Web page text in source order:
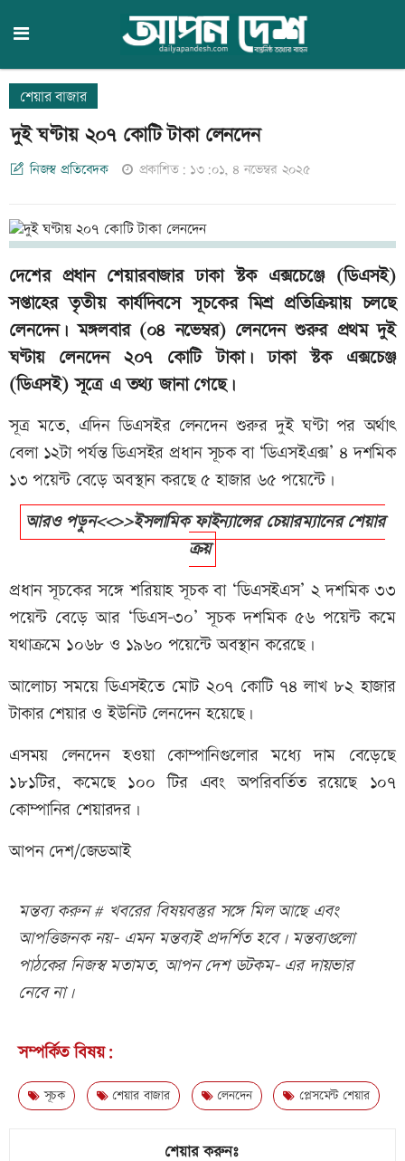
শেয়ার বাজার
দুই ঘণ্টায় ২০৭ কোটি টাকা লেনদেন
নিজস্ব প্রতিবেদক প্রকাশিত: ১৩:০১, ৪ নভেম্বর ২০২৫
দেশের প্রধান শেয়ারবাজার ঢাকা স্টক এক্সচেঞ্জে (ডিএসই)
সপ্তাহের তৃতীয় কার্যদিবসে সূচকের মিশ্র প্রতিক্রিয়ায় চলছে
লেনদেন। মঙ্গলবার (০৪ নভেম্বর) লেনদেন শুরুর প্রথম দুই
ঘণ্টায় লেনদেন ২০৭ কোটি টাকা। ঢাকা স্টক এক্সচেঞ্জ
(ডিএসই) সূত্রে এ তথ্য জানা গেছে।
সূত্র মতে, এদিন ডিএসইর লেনদেন শুরুর দুই ঘণ্টা পর অর্থাৎ
বেলা ১২টা পর্যন্ত ডিএসইর প্রধান সূচক বা ‘ডিএসইএক্স’ ৪ দশমিক
১৩ পয়েন্ট বেড়ে অবস্থান করছে ৫ হাজার ৬৫ পয়েন্টে।
আরও পড়ুন<<>>ইসলামিক ফাইন্যান্সের চেয়ারম্যানের শেয়ার
ক্রয়
প্রধান সূচকের সঙ্গে শরিয়াহ সূচক বা ‘ডিএসইএস’ ২ দশমিক ৩৩
পয়েন্ট বেড়ে আর ‘ডিএস-৩০’ সূচক দশমিক ৫৬ পয়েন্ট কমে
যথাক্রমে ১০৬৮ ও ১৯৬০ পয়েন্টে অবস্থান করেছে।
আলোচ্য সময়ে ডিএসইতে মোট ২০৭ কোটি ৭৪ লাখ ৮২ হাজার
টাকার শেয়ার ও ইউনিট লেনদেন হয়েছে।
এসময় লেনদেন হওয়া কোম্পানিগুলোর মধ্যে দাম বেড়েছে
১৮১টির, কমেছে ১০০ টির এবং অপরিবর্তিত রয়েছে ১০৭
কোম্পানির শেয়ারদর।
আপন দেশ/জেডআই
মন্তব্য করুন # খবরের বিষয়বস্তুর সঙ্গে মিল আছে এবং
আপত্তিজনক নয়- এমন মন্তব্যই প্রদর্শিত হবে। মন্তব্যগুলো
পাঠকের নিজস্ব মতামত, আপন দেশ ডটকম- এর দায়ভার
নেবে না।
সম্পর্কিত বিষয়:
সূচক শেয়ার বাজার লেনদেন প্লেসমেন্ট শেয়ার
শেয়ার করুনঃ